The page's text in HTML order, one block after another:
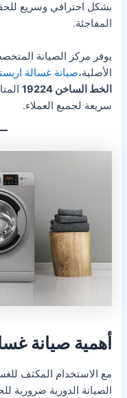
بشكل احترافي وسريع
المفاجئة.
يوفر مركز الصيانة
الأصلية،صيانة غسالة
الخط الساخن 19224
سريعة لجميع العملاء.
أهمية صيانة
مع الاستخدام المكثف
الصيانة الدورية ضرورية